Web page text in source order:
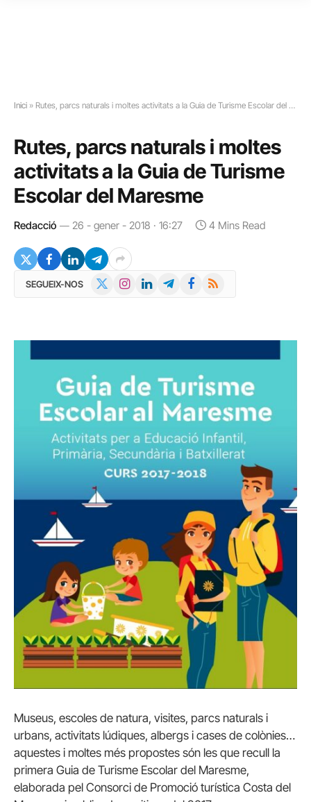
Inici » Rutes, parcs naturals i moltes activitats a la Guia de Turisme Escolar del Maresme
Rutes, parcs naturals i moltes
activitats a la Guia de Turisme
Escolar del Maresme
Redacció 26 - gener - 2018 · 16:27 4 Mins Read
SEGUEIX-NOS InstagramLinkedInTelegramFacebook
RSS
Museus, escoles de natura, visites, parcs naturals i
urbans, activitats lúdiques, albergs i cases de colònies…
aquestes i moltes més propostes són les que recull la
primera Guia de Turisme Escolar del Maresme,
elaborada pel Consorci de Promoció turística Costa del